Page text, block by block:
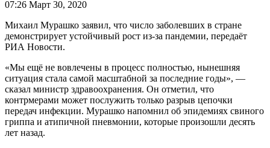
07:26 Март 30, 2020
Михаил Мурашко заявил, что число заболевших в стране
демонстрирует устойчивый рост из-за пандемии, передаёт
РИА Новости.
«Мы ещё не вовлечены в процесс полностью, нынешняя
ситуация стала самой масштабной за последние годы», —
сказал министр здравоохранения. Он отметил, что
контрмерами может послужить только разрыв цепочки
передач инфекции. Мурашко напомнил об эпидемиях свиного
гриппа и атипичной пневмонии, которые произошли десять
лет назад.